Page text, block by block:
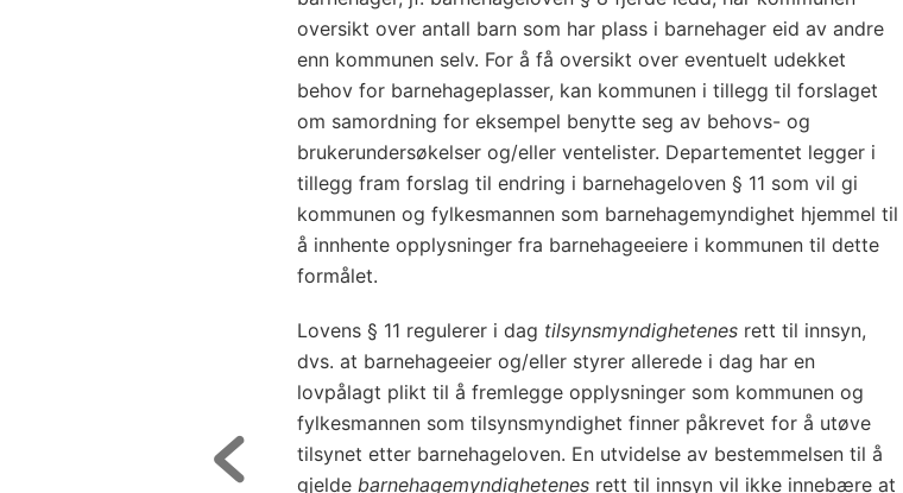
oversikt over antall barn som har plass i barnehager eid av andre
enn kommunen selv. For å få oversikt over eventuelt udekket
behov for barnehageplasser, kan kommunen i tillegg til forslaget
om samordning for eksempel benytte seg av behovs- og
brukerundersøkelser og/eller ventelister. Departementet legger i
tillegg fram forslag til endring i barnehageloven § 11 som vil gi
kommunen og fylkesmannen som barnehagemyndighet hjemmel til
å innhente opplysninger fra barnehageeiere i kommunen til dette
formålet.
Lovens § 11 regulerer i dag tilsynsmyndighetenes rett til innsyn,
dvs. at barnehageeier og/eller styrer allerede i dag har en
lovpålagt plikt til å fremlegge opplysninger som kommunen og
fylkesmannen som tilsynsmyndighet finner påkrevet for å utøve
tilsynet etter barnehageloven. En utvidelse av bestemmelsen til å
gjelde barnehagemyndighetenes rett til innsyn vil ikke innebære at